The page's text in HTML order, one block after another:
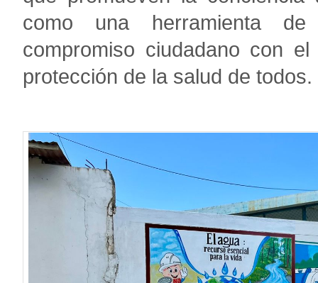
como una herramienta
compromiso ciudadano con
protección de la salud de todos.